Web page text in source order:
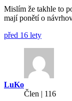
Mislím že takhle to
mají ponětí o
před 16 lety
LuKo
Člen | 116